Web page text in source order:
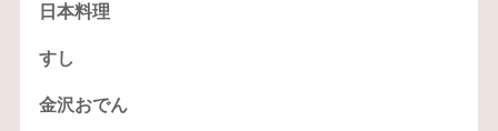
日本料理
すし
金沢おでん